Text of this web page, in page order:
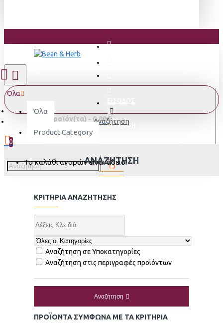
ΕΓΓΡΑΦΗ
Όλα
Όλα
Product Category
0 προϊόν(τα) - 0,00€
0
Το καλάθι αγορών είναι άδειο!
Αναζήτηση
ΑΝΑΖΉΤΗΣΗ
ΚΡΙΤΉΡΙΑ ΑΝΑΖΉΤΗΣΗΣ
Αναζήτηση σε Υποκατηγορίες
Αναζήτηση στις περιγραφές προϊόντων
Αναζήτηση
ΠΡΟΪΌΝΤΑ ΣΎΜΦΩΝΑ ΜΕ ΤΑ ΚΡΙΤΉΡΙΑ